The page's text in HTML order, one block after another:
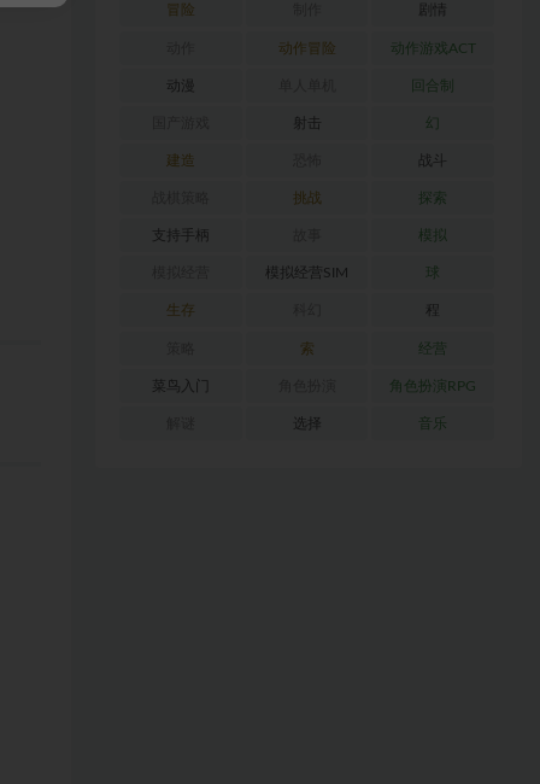
冒险 剧情
动作冒险 动作游戏ACT
动漫 回合制
射击 幻
建造 战斗
挑战 探索
支持手柄 模拟
模拟经营SIM 球
生存 程
索 经营
菜鸟入门 角色扮演RPG
选择 音乐